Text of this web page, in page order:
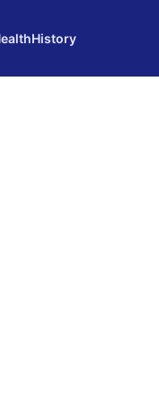
History